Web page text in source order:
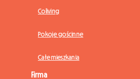
Coliving
Pokoje gościnne
Całe mieszkania
Firma